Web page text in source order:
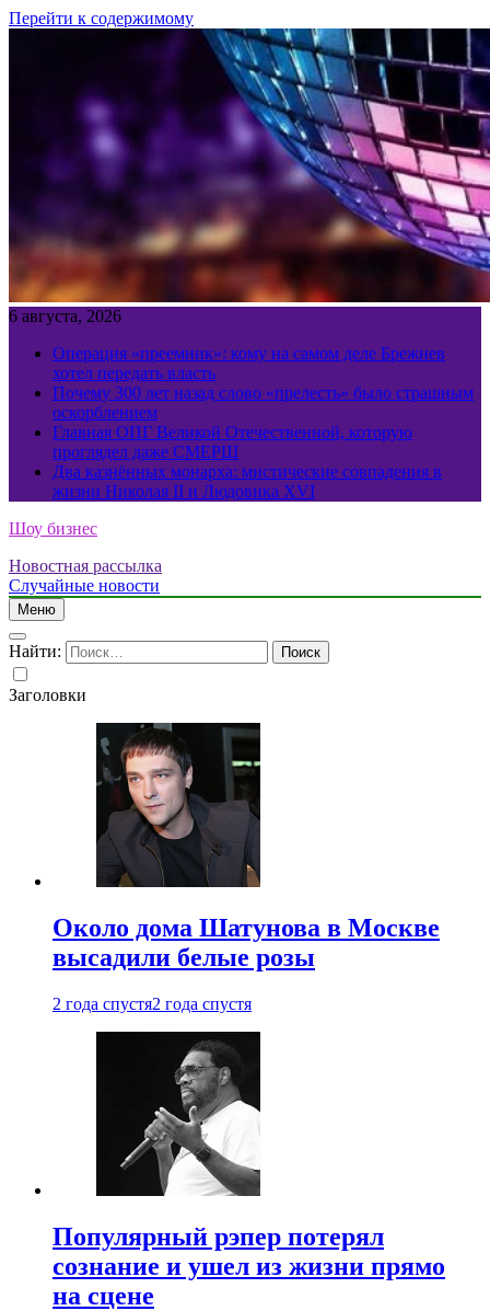
Перейти к содержимому
6 августа, 2026
Операция «преемник»: кому на самом деле Брежнев
хотел передать власть
Почему 300 лет назад слово «прелесть» было страшным
оскорблением
Главная ОПГ Великой Отечественной, которую
проглядел даже СМЕРШ
Два казнённых монарха: мистические совпадения в
жизни Николая II и Людовика XVI
Шоу бизнес
Новостная рассылка
Случайные новости
Меню
Найти:
Заголовки
Около дома Шатунова в Москве
высадили белые розы
2 года спустя2 года спустя
Популярный рэпер потерял
сознание и ушел из жизни прямо
на сцене